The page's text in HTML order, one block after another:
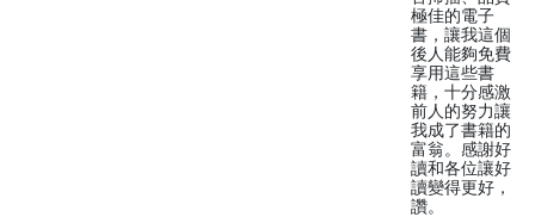
極佳的電子
書，讓我這個
後人能夠免費
享用這些書
籍，十分感激
前人的努力讓
我成了書籍的
富翁。感謝好
讀和各位讓好
讀變得更好，
讚。